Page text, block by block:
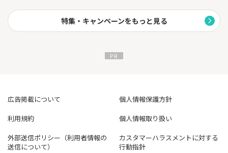
特集・キャンペーンをもっと見る
広告掲載について
個人情報保護方針
利用規約
個人情報取り扱い
外部送信ポリシー（利用者情報の
送信について）
カスタマーハラスメントに対する
行動指針